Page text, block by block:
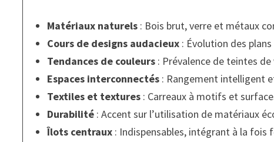
Matériaux naturels : Bois brut, verre et métaux
Cours de designs audacieux : Évolution des
Tendances de couleurs : Prévalence de teintes de
Espaces interconnectés : Rangement intelligent
Textiles et textures : Carreaux à motifs et
Durabilité : Accent sur l’utilisation de matériaux
Îlots centraux : Indispensables, intégrant à la